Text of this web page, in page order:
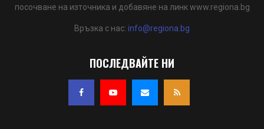
посочване на източника и добавяне на линк www.regiona.bg
Връзка с нас: info@regiona.bg
ПОСЛЕДВАЙТЕ НИ